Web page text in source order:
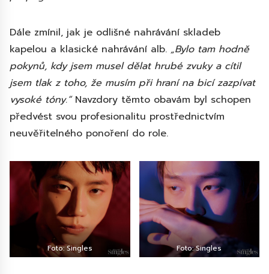
Dále zmínil, jak je odlišné nahrávání skladeb
kapelou a klasické nahrávání alb. „Bylo tam hodně
pokynů, kdy jsem musel dělat hrubé zvuky a cítil
jsem tlak z toho, že musím při hraní na bicí zazpívat
vysoké tóny.“ Navzdory těmto obavám byl schopen
předvést svou profesionalitu prostřednictvím
neuvěřitelného ponoření do role.
Foto: Singles Foto: Singles